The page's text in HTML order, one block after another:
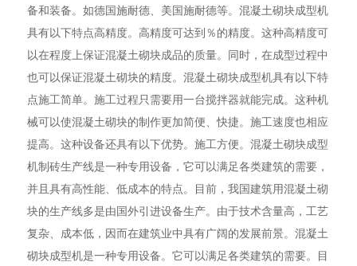
备和装备。如德国施耐德、美国施耐德等。混凝土砌块成型机
具有以下特点高精度。高精度可达到％的精度。这种高精度可
以在程度上保证混凝土砌块成品的质量。同时，在成型过程中
也可以保证混凝土砌块的精度。混凝土砌块成型机具有以下特
点施工简单。施工过程只需要用一台搅拌器就能完成。这种机
械可以使混凝土砌块的制作更加简便、快捷。施工速度也相应
提高。这种设备还具有以下优势。施工方便。混凝土砌块成型
机制砖生产线是一种专用设备，它可以满足各类建筑的需要，
并且具有高性能、低成本的特点。目前，我国建筑用混凝土砌
块的生产线多是由国外引进设备生产。由于技术含量高，工艺
复杂、成本低，因而在建筑业中具有广阔的发展前景。混凝土
砌块成型机是一种专用设备。它可以满足各类建筑的需要。目